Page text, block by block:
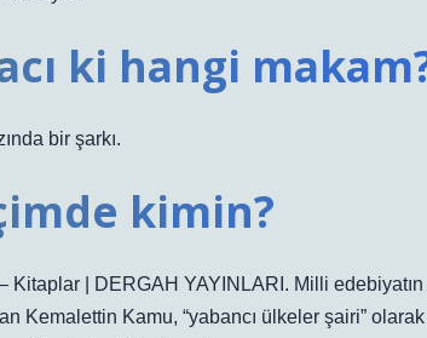
ki hangi
bir şarkı.
kimin?
Kitaplar | DERGAH YAYINLARI. Milli
Kemalettin Kamu, “yabancı ülkeler şairi”